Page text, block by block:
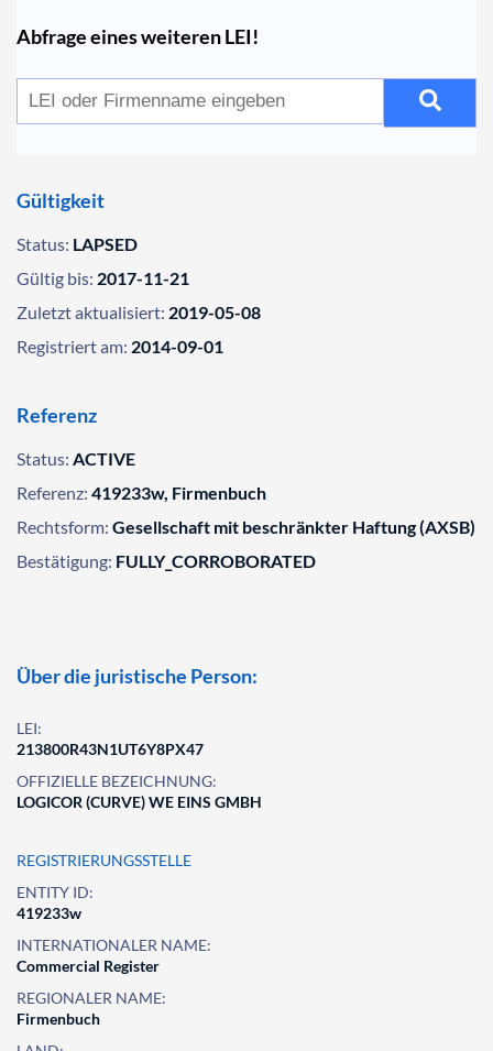
Abfrage eines weiteren LEI!
Gültigkeit
Status: LAPSED
Gültig bis: 2017-11-21
Zuletzt aktualisiert: 2019-05-08
Registriert am: 2014-09-01
Referenz
Status: ACTIVE
Referenz: 419233w, Firmenbuch
Rechtsform: Gesellschaft mit beschränkter Haftung (AXSB)
Bestätigung: FULLY_CORROBORATED
Über die juristische Person:
LEI:
213800R43N1UT6Y8PX47
OFFIZIELLE BEZEICHNUNG:
LOGICOR (CURVE) WE EINS GMBH
REGISTRIERUNGSSTELLE
ENTITY ID:
419233w
INTERNATIONALER NAME:
Commercial Register
REGIONALER NAME:
Firmenbuch